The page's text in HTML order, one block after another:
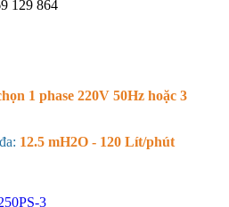
129 864
1 phase 220V 50Hz hoặc 3
12.5 mH2O - 120 Lít/phút